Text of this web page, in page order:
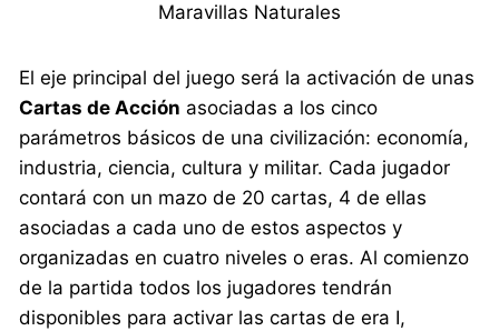
Maravillas Naturales
El eje principal del juego será la activación de unas
Cartas de Acción asociadas a los cinco
parámetros básicos de una civilización: economía,
industria, ciencia, cultura y militar. Cada jugador
contará con un mazo de 20 cartas, 4 de ellas
asociadas a cada uno de estos aspectos y
organizadas en cuatro niveles o eras. Al comienzo
de la partida todos los jugadores tendrán
disponibles para activar las cartas de era I,